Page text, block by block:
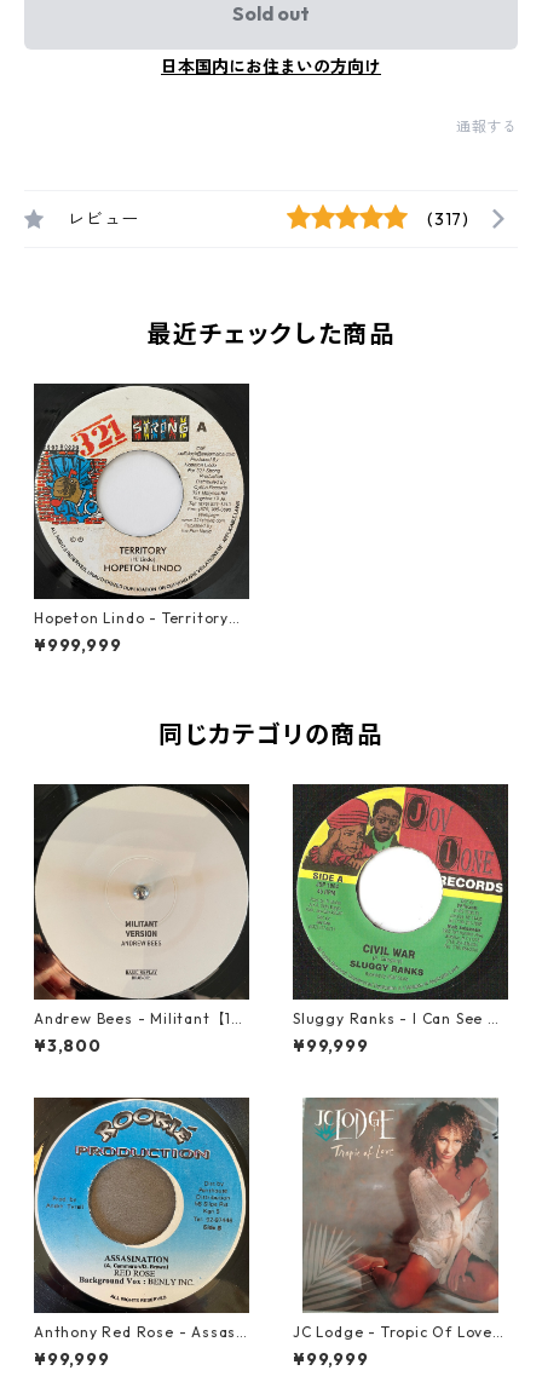
Sold out
日本国内にお住まいの方向け
通報する
レビュー (317)
最近チェックした商品
Hopeton Lindo - Territory
【7-20922】
¥999,999
同じカテゴリの商品
Andrew Bees ‎- Militant【12-
50066】
¥3,800
Sluggy Ranks - I Can See Cl
early【7-21877】
¥99,999
Anthony Red Rose - Assasi
nation【7-21754】
¥99,999
JC Lodge - Tropic Of Love
【LP-70022】
¥99,999